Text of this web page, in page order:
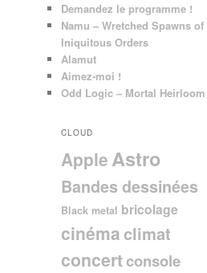
Demandez le programme !
Namu – Wretched Spawns of
Iniquitous Orders
Alamut
Aimez-moi !
Odd Logic – Mortal Heirloom
CLOUD
Apple Astro
Bandes dessinées
Black metal bricolage
cinéma climat
concertconsole